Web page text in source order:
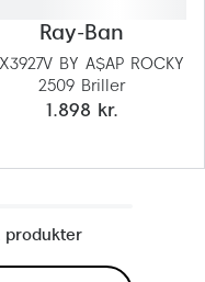
Ray-Ban
BY A$AP ROCKY
2509 Briller
1.898 kr.
produkter